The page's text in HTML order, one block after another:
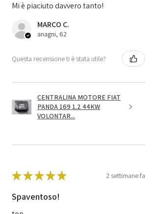
Mi è piaciuto davvero tanto!
MARCO C.
anagni, 62
Questa recensione ti è stata utile?
CENTRALINA MOTORE FIAT
PANDA 169 1.2 44KW
VOLONTAR...
★★★★★ 2 settimane fa
Spaventoso!